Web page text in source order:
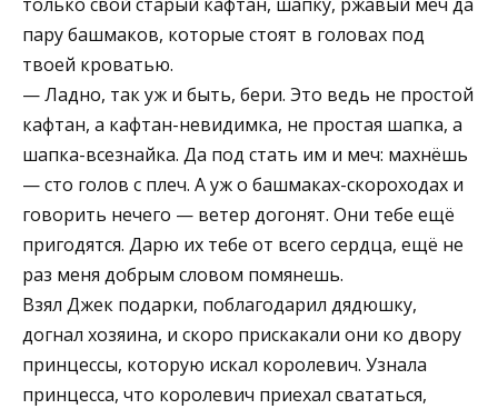
только свой старый кафтан, шапку, ржавый меч да
пару башмаков, которые стоят в головах под
твоей кроватью.
— Ладно, так уж и быть, бери. Это ведь не простой
кафтан, а кафтан-невидимка, не простая шапка, а
шапка-всезнайка. Да под стать им и меч: махнёшь
— сто голов с плеч. А уж о башмаках-скороходах и
говорить нечего — ветер догонят. Они тебе ещё
пригодятся. Дарю их тебе от всего сердца, ещё не
раз меня добрым словом помянешь.
Взял Джек подарки, поблагодарил дядюшку,
догнал хозяина, и скоро прискакали они ко двору
принцессы, которую искал королевич. Узнала
принцесса, что королевич приехал свататься,